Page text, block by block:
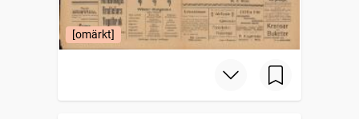
[omärkt]